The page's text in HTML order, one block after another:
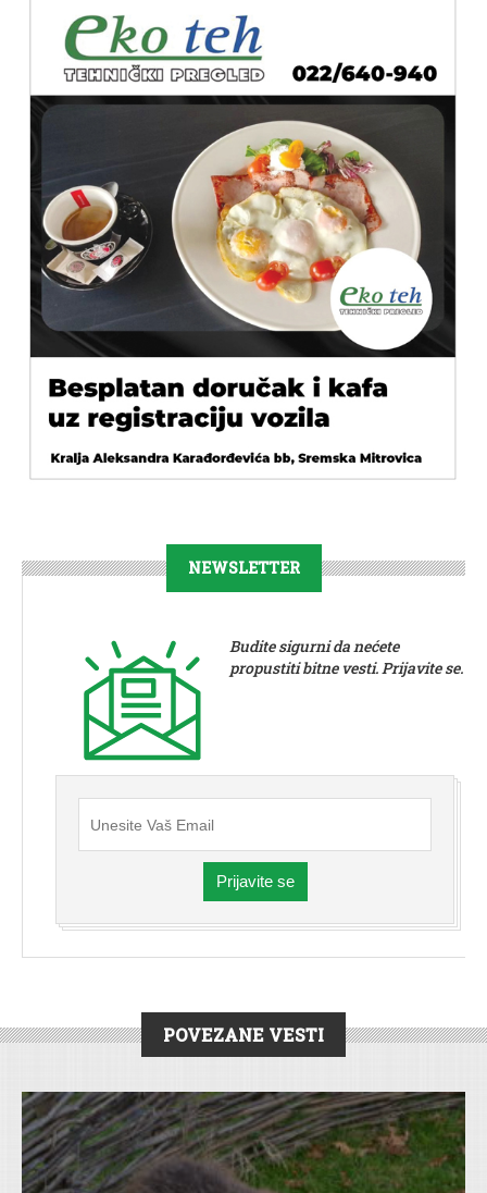
NEWSLETTER
Budite sigurni da nećete
propustiti bitne vesti. Prijavite se.
Prijavite se
POVEZANE VESTI